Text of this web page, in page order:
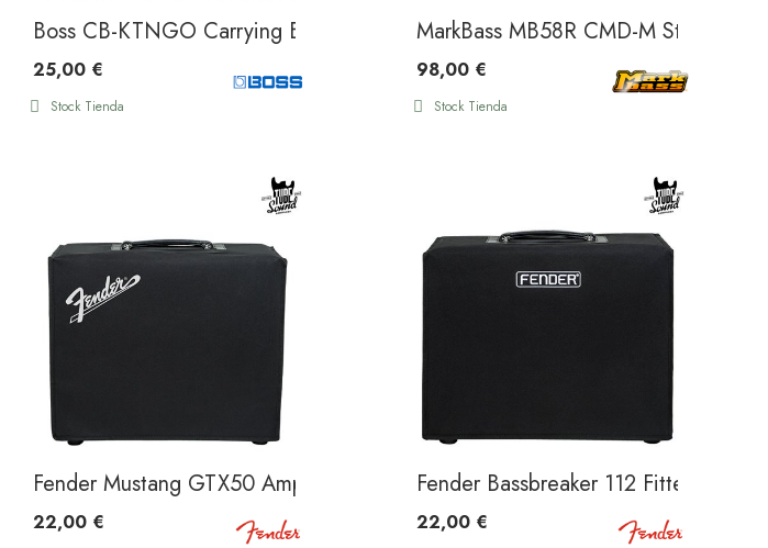
Boss CB-KTNGO Carrying Bag
25,00 €
Stock Tienda
MarkBass MB58R CMD-M Standard
98,00 €
Stock Tienda
Fender Mustang GTX50 Amp Cover Black
22,00 €
Fender Bassbreaker 112 Fitted Amp
22,00 €